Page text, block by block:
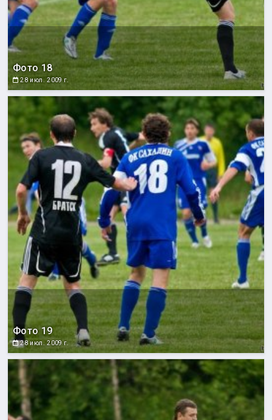
Фото 18
28 июл. 2009 г.
Фото 19
28 июл. 2009 г.